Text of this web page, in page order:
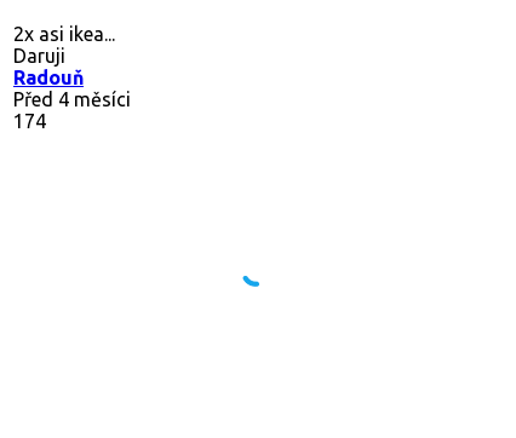
2x asi ikea...
Daruji
Radouň
Před 4 měsíci
174